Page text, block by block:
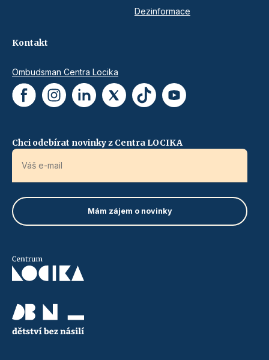
Dezinformace
Kontakt
Ombudsman Centra Locika
Chci odebírat novinky z Centra LOCIKA